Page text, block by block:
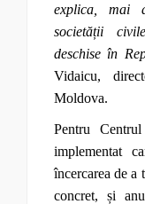
explica, mai
societății
deschise în
Vidaicu,
Moldova.
Pentru
implementat
încercarea de a
concret, și